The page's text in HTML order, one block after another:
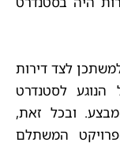
לצד דירות
הנוגע לסטנדרט
ובכל זאת,
המשתלם